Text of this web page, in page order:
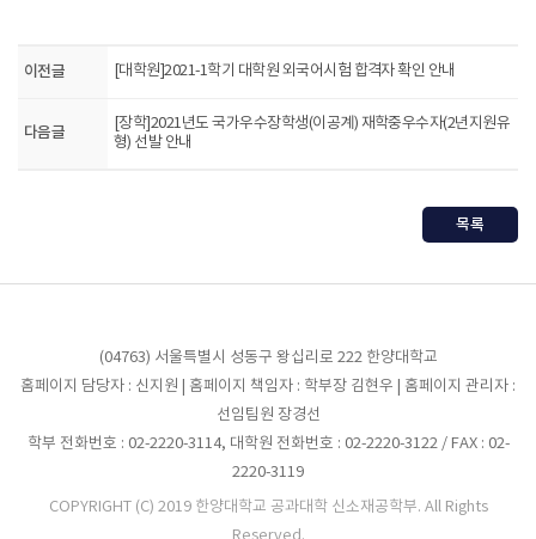
이전글 [대학원]2021-1학기 대학원 외국어시험 합격자 확인 안내
다음글
[장학]2021년도 국가우수장학생(이공계) 재학중우수자(2년지원유
형) 선발 안내
목록
(04763) 서울특별시 성동구 왕십리로 222 한양대학교
홈페이지 담당자 : 신지원 | 홈페이지 책임자 : 학부장 김현우 | 홈페이지 관리자 :
선임팀원 장경선
학부 전화번호 : 02-2220-3114, 대학원 전화번호 : 02-2220-3122 / FAX : 02-
2220-3119
COPYRIGHT (C) 2019 한양대학교 공과대학 신소재공학부. All Rights